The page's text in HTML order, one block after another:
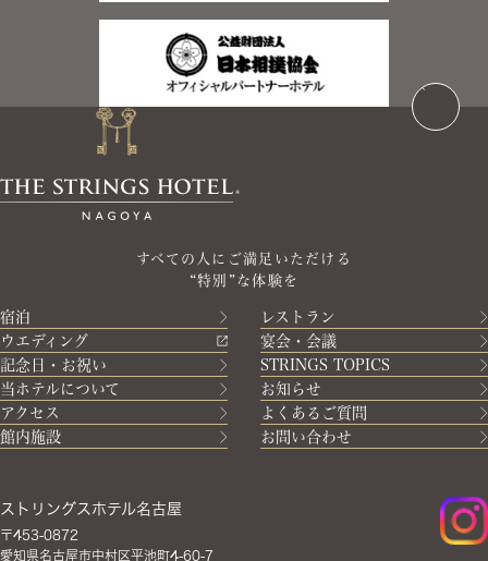
すべての人にご満足いただける
“特別”な体験を
宿泊
レストラン
ウエディング
宴会・会議
記念日・お祝い
STRINGS TOPICS
当ホテルについて
お知らせ
アクセス
よくあるご質問
館内施設
お問い合わせ
ストリングスホテル名古屋
〒453-0872
愛知県名古屋市中村区平池町4-60-7